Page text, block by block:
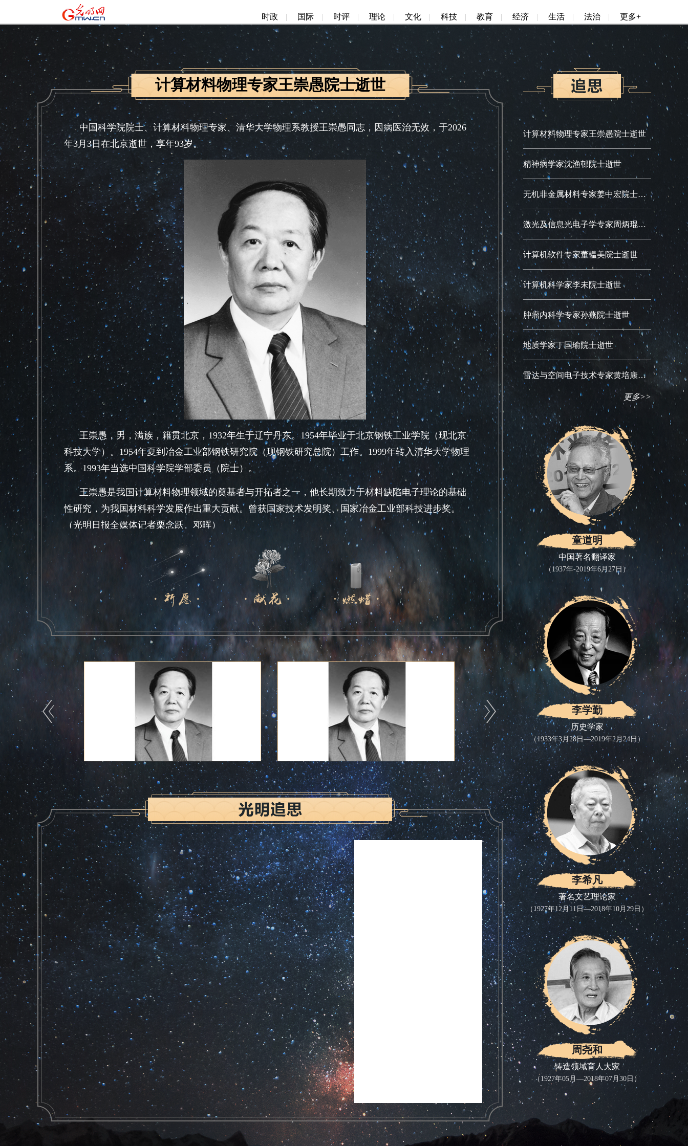
时政 | 国际 | 时评 | 理论 | 文化 | 科技 | 教育 | 经济 | 生活 | 法治 | 更多+
计算材料物理专家王崇愚院士逝世
中国科学院院士、计算材料物理专家、清华大学物理系教授王崇愚同志，因病医治无效，于2026
年3月3日在北京逝世，享年93岁。
王崇愚，男，满族，籍贯北京，1932年生于辽宁丹东。1954年毕业于北京钢铁工业学院（现北京
科技大学）。1954年夏到冶金工业部钢铁研究院（现钢铁研究总院）工作。1999年转入清华大学物理
系。1993年当选中国科学院学部委员（院士）。
王崇愚是我国计算材料物理领域的奠基者与开拓者之一，他长期致力于材料缺陷电子理论的基础
性研究，为我国材料科学发展作出重大贡献。曾获国家技术发明奖、国家冶金工业部科技进步奖。
（光明日报全媒体记者栗念跃、邓晖）
计算材料物理专家王崇愚院士逝世
精神病学家沈渔邨院士逝世
无机非金属材料专家姜中宏院士逝世
激光及信息光电子学专家周炳琨院士逝世
计算机软件专家董韫美院士逝世
计算机科学家李未院士逝世
肿瘤内科学专家孙燕院士逝世
地质学家丁国瑜院士逝世
雷达与空间电子技术专家黄培康院士逝世
更多>>
童道明
中国著名翻译家
（1937年-2019年6月27日）
李学勤
历史学家
（1933年3月28日—2019年2月24日）
李希凡
著名文艺理论家
（1927年12月11日—2018年10月29日）
周尧和
铸造领域育人大家
（1927年05月—2018年07月30日）